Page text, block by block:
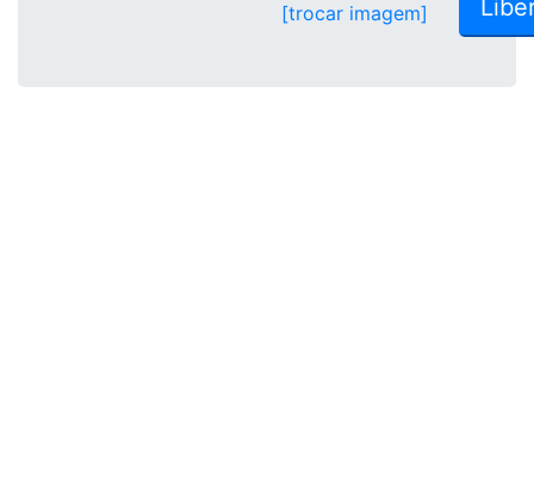
[trocar imagem]